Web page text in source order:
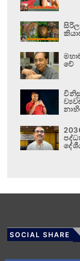
වේ
SOCIAL SHARE